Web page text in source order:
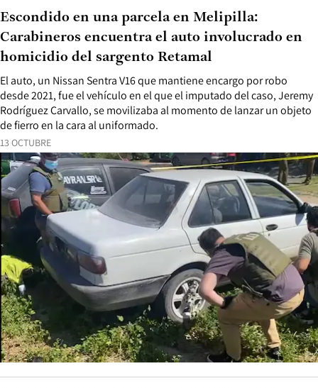
13 OCTUBRE
El auto, un Nissan Sentra V16 que mantiene encargo por robo
desde 2021, fue el vehículo en el que el imputado del caso, Jeremy
Rodríguez Carvallo, se movilizaba al momento de lanzar un objeto
de fierro en la cara al uniformado.
Escondido en una parcela en Melipilla:
Carabineros encuentra el auto involucrado en
homicidio del sargento Retamal